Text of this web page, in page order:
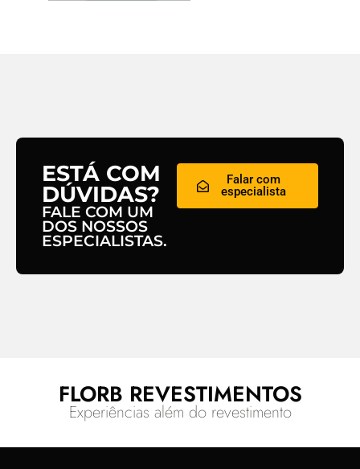
ESTÁ COM
DÚVIDAS?
FALE COM UM
DOS NOSSOS
ESPECIALISTAS.
Falar com
especialista
FLORB REVESTIMENTOS
Experiências além do revestimento